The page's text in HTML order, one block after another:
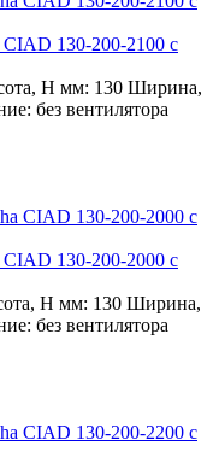
130-200-2100 с
H мм: 130 Ширина,
без вентилятора
130-200-2000 с
H мм: 130 Ширина,
без вентилятора